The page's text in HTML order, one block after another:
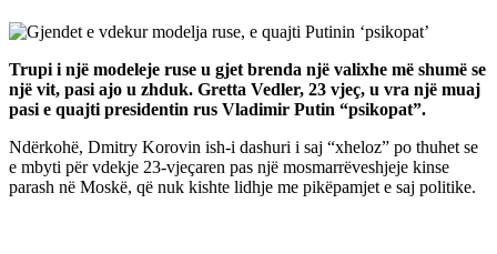
Trupi i një modeleje ruse u gjet brenda një valixhe më shumë se
një vit, pasi ajo u zhduk. Gretta Vedler, 23 vjeç, u vra një muaj
pasi e quajti presidentin rus Vladimir Putin “psikopat”.
Ndërkohë, Dmitry Korovin ish-i dashuri i saj “xheloz” po thuhet se
e mbyti për vdekje 23-vjeçaren pas një mosmarrëveshjeje kinse
parash në Moskë, që nuk kishte lidhje me pikëpamjet e saj politike.